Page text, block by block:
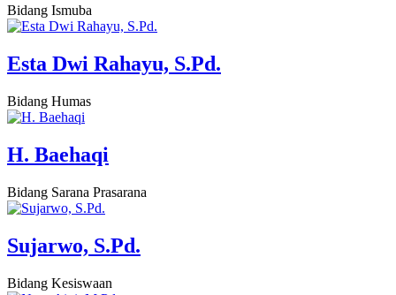
Bidang Ismuba
Esta Dwi Rahayu, S.Pd.
Bidang Humas
H. Baehaqi
Bidang Sarana Prasarana
Sujarwo, S.Pd.
Bidang Kesiswaan